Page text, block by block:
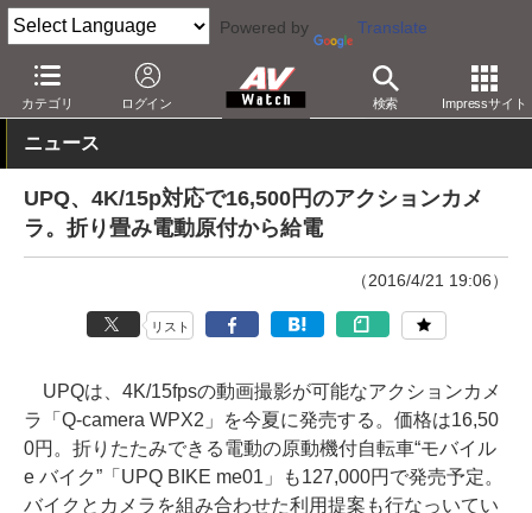
Powered by Translate
カテゴリ ログイン 検索 Impressサイト
AV Watch 製品 アクションカム その他
ニュース
UPQ、4K/15p対応で16,500円のアクションカメ
ラ。折り畳み電動原付から給電
（2016/4/21 19:06）
リスト
UPQは、4K/15fpsの動画撮影が可能なアクションカメ
ラ「Q-camera WPX2」を今夏に発売する。価格は16,50
0円。折りたたみできる電動の原動機付自転車“モバイル
e バイク”「UPQ BIKE me01」も127,000円で発売予定。
バイクとカメラを組み合わせた利用提案も行なっいてい